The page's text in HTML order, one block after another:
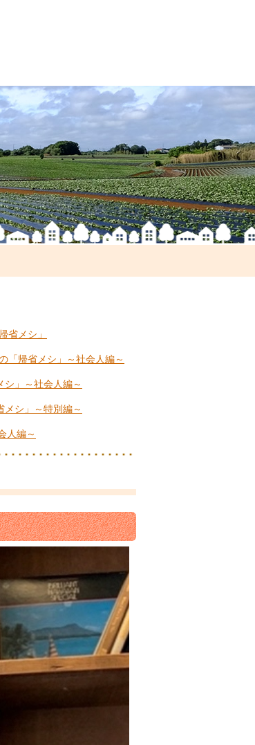
省メシ」
「帰省メシ」～社会人編～
シ」～社会人編～
メシ」～特別編～
人編～